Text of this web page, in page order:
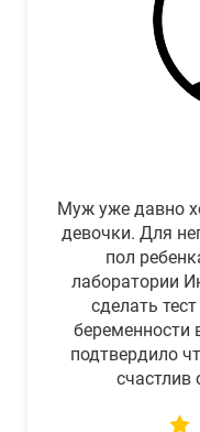
Муж уже давно
девочки. Для
пол
лаборатории
сделать
беременности
подтвердило
счастлив